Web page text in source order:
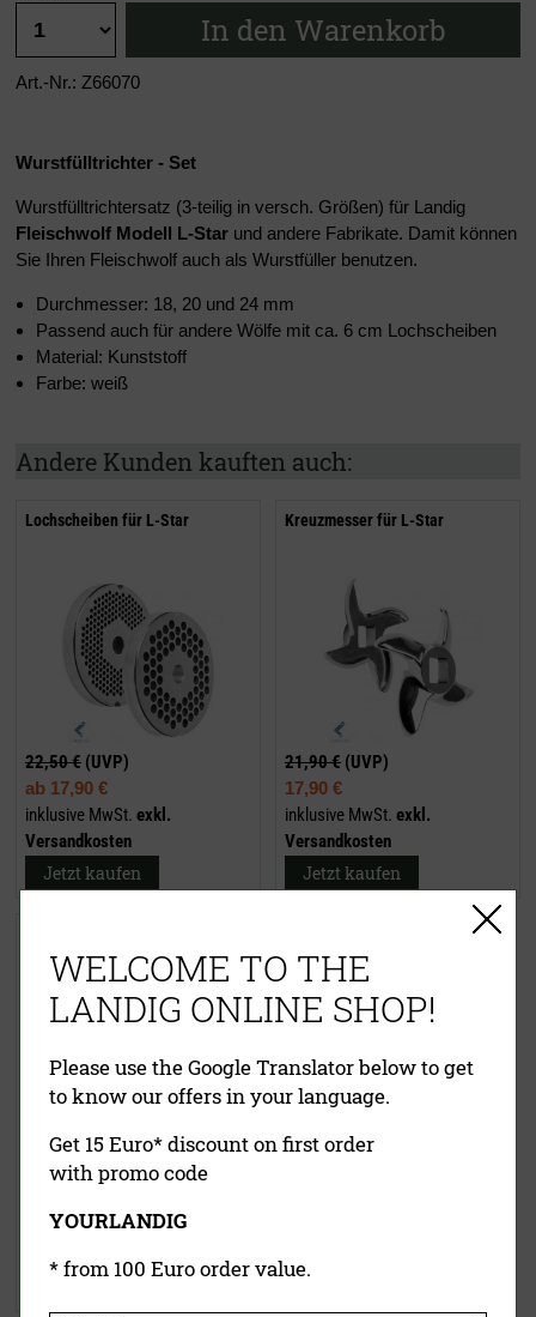
In den Warenkorb
Art.-Nr.: Z66070
Wurstfülltrichter - Set
Wurstfülltrichtersatz (3-teilig in versch. Größen) für Landig
Fleischwolf Modell L-Star und andere Fabrikate. Damit können
Sie Ihren Fleischwolf auch als Wurstfüller benutzen.
Durchmesser: 18, 20 und 24 mm
Passend auch für andere Wölfe mit ca. 6 cm Lochscheiben
Material: Kunststoff
Farbe: weiß
Andere Kunden kauften auch:
Lochscheiben für L-Star
22,50 € (UVP)
ab 17,90 €
inklusive MwSt. exkl.
Versandkosten
Jetzt kaufen
Kreuzmesser für L-Star
21,90 € (UVP)
17,90 €
inklusive MwSt. exkl.
Versandkosten
Jetzt kaufen
28,50 €(UVP)
inklusive MwSt.exkl.
WELCOME TO THE
LANDIG ONLINE SHOP!
Please use the Google Translator below to get
to know our offers in your language.
Get 15 Euro* discount on first order
with promo code
YOURLANDIG
* from 100 Euro order value.